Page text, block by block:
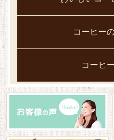
コーヒー
コーヒ